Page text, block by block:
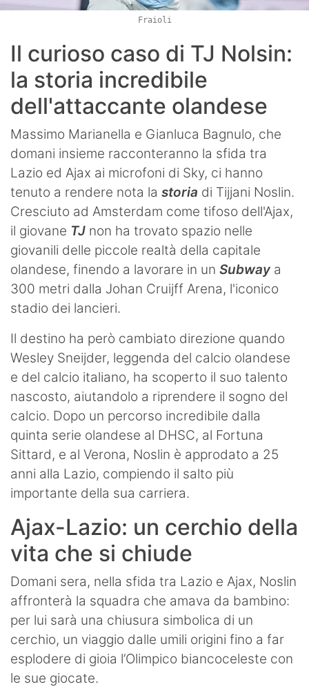
Fraioli
Il curioso caso di TJ Nolsin:
la storia incredibile
dell'attaccante olandese
Massimo Marianella e Gianluca Bagnulo, che
domani insieme racconteranno la sfida tra
Lazio ed Ajax ai microfoni di Sky, ci hanno
tenuto a rendere nota la storia di Tijjani Noslin.
Cresciuto ad Amsterdam come tifoso dell'Ajax,
il giovane TJ non ha trovato spazio nelle
giovanili delle piccole realtà della capitale
olandese, finendo a lavorare in un Subway a
300 metri dalla Johan Cruijff Arena, l'iconico
stadio dei lancieri.
Il destino ha però cambiato direzione quando
Wesley Sneijder, leggenda del calcio olandese
e del calcio italiano, ha scoperto il suo talento
nascosto, aiutandolo a riprendere il sogno del
calcio. Dopo un percorso incredibile dalla
quinta serie olandese al DHSC, al Fortuna
Sittard, e al Verona, Noslin è approdato a 25
anni alla Lazio, compiendo il salto più
importante della sua carriera.
Ajax-Lazio: un cerchio della
vita che si chiude
Domani sera, nella sfida tra Lazio e Ajax, Noslin
affronterà la squadra che amava da bambino:
per lui sarà una chiusura simbolica di un
cerchio, un viaggio dalle umili origini fino a far
esplodere di gioia l’Olimpico biancoceleste con
le sue giocate.